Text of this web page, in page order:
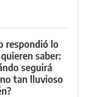
respondió lo
saber:
seguirá
tan lluvioso